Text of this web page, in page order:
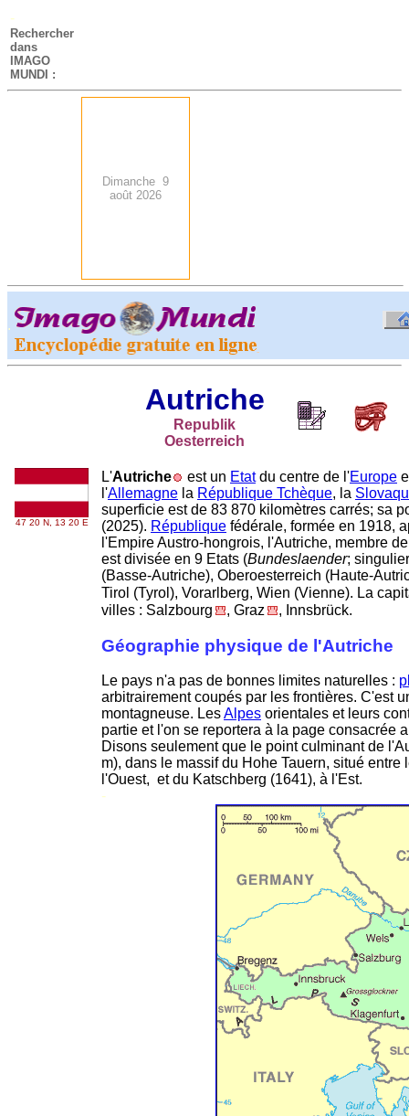
-
Rechercher
dans
IMAGO
MUNDI :
Dimanche 9
août 2026
.
-
Autriche
Republik
Oesterreich
47 20 N, 13 20 E
L'Autriche est un Etatdu centre de l'Europe
l'Allemagne la République Tchèque, la
superficie est de 83,870 kilomètres carrés; sa
(2025). République fédérale, formée en 1918,
l'Empire Austro-hongrois, l'Autriche, membre
est divisée en 9 Etats (Bundeslaender;
(Basse-Autriche), Oberoesterreich (Haute-
Tirol (Tyrol), Vorarlberg, Wien (Vienne). La
villes : Salzbourg
, Graz , Innsbrück.
Géographie physique de l'Autriche
Le pays n'a pas de bonnes limites naturelles :
arbitrairement coupés par les frontières. C'est
montagneuse. LesAlpes orientales et leurs
partie et l'on se reportera à la page consacrée
Disons seulement que le point culminant de
m), dans le massif du Hohe Tauern, situé
l'Ouest, et du Katschberg (1641), à l'Est.
-